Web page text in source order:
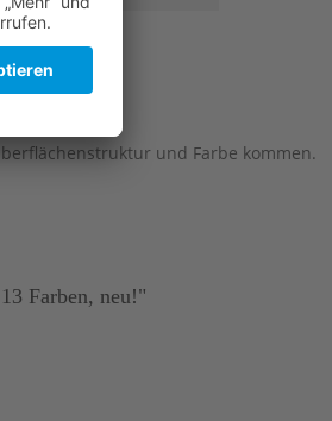
und Farbe kommen.
Farben, neu!"